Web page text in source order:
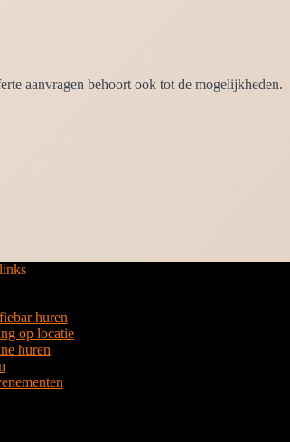
aanvragen behoort ook tot de mogelijkheden.
huren
op locatie
huren